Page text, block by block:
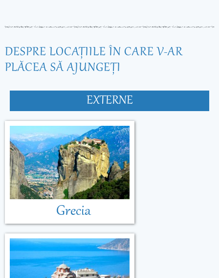
DESPRE LOCAŢIILE ÎN CARE V-AR
PLĂCEA SĂ AJUNGEŢI
EXTERNE
Grecia